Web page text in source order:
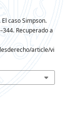
caso Simpson.
Recuperado a
article/vi